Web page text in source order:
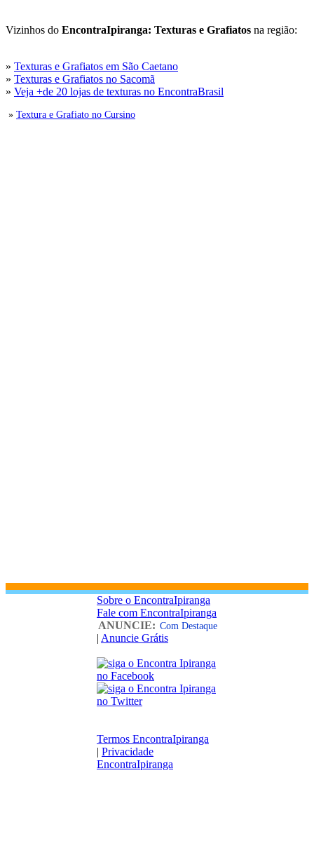
Vizinhos do EncontraIpiranga: Texturas e Grafiatos na região:
» Texturas e Grafiatos em São Caetano
» Texturas e Grafiatos no Sacomã
» Veja +de 20 lojas de texturas no EncontraBrasil
» Textura e Grafiato no Cursino
Sobre o EncontraIpiranga
Fale com EncontraIpiranga
ANUNCIE: Com Destaque
| Anuncie Grátis
Termos EncontraIpiranga
| Privacidade
EncontraIpiranga